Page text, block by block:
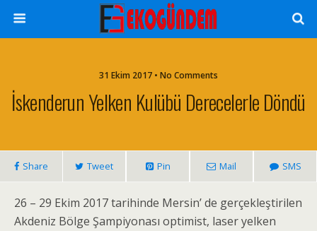
31 Ekim 2017 • No Comments
İskenderun Yelken Kulübü Derecelerle Döndü
Share Tweet Pin Mail SMS
26 – 29 Ekim 2017 tarihinde Mersin’ de gerçekleştirilen
Akdeniz Bölge Şampiyonası optimist, laser yelken